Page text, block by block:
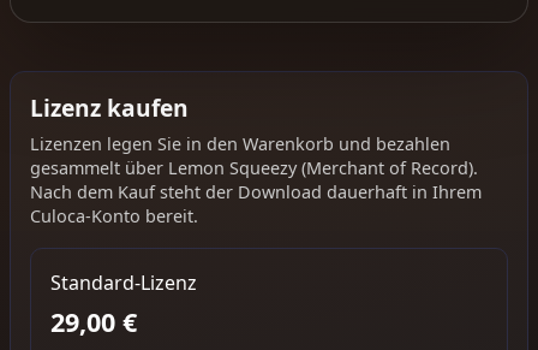
Lizenz kaufen
Lizenzen legen Sie in den Warenkorb und bezahlen
gesammelt über Lemon Squeezy (Merchant of Record).
Nach dem Kauf steht der Download dauerhaft in Ihrem
Culoca-Konto bereit.
Standard-Lizenz
29,00 €